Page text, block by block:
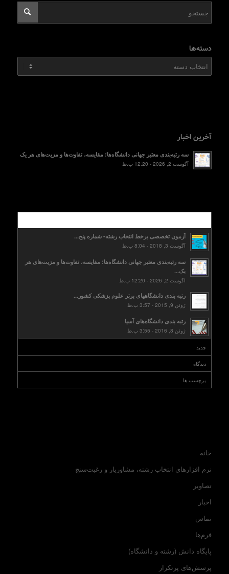
دسته‌ها
دسته‌ها
آخرین اخبار
سه رتبه‌بندی معتبر جهانی دانشگاه‌ها؛ مقایسه، تفاوت‌ها و مزیت‌های هر یک
آگوست 2, 2026 - 12:20 ب.ظ
آزمون تخصصی برخط انتخاب رشته- شماره پنج...
آگوست 3, 2018 - 8:04 ب.ظ
سه رتبه‌بندی معتبر جهانی دانشگاه‌ها؛ مقایسه، تفاوت‌ها و مزیت‌های هر
یک...
آگوست 2, 2026 - 12:20 ب.ظ
رتبه بندی دانشگاههای برتر علوم پزشکی کشور...
ژوئن 9, 2015 - 3:57 ب.ظ
رتبه بندی دانشگاه‌های آسیا
ژوئن 8, 2016 - 3:55 ب.ظ
جدید
دیدگاه
برچسب ها
خانه
نرم افزارهای انتخاب رشته، مشاوریار و رغبت‌سنج
تصاویر
اخبار
تماس
فرم‌ها
پایگاه دانش (رشته و دانشگاه)
پرسش‌های پرتکرار